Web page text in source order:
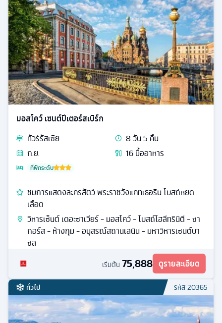
มอสโคว์ เซนต์ปีเตอร์สเบิร์ก
ทัวร์รัสเซีย 8วัน5 คืน
ก.ย.
16มื้ออาหาร
ที่พักระดับ
ชมการแสดงละครสัตว์ พระราชวังแคทเธอรีน โบสถ์หยด
เลือด
วิหารเซ็นต์ เดอะซาเวียร์ - มอสโคว์ - โบสถ์โฮลีทรินิตี - ซา
กอร์ส - ห้างกุม - อนุสรณ์สถานเลนิน - มหาวิหารเซนต์บา
ซิล
เริ่มต้น 75,888 ดูรายละเอียด
ทั่วไป รหัส20365